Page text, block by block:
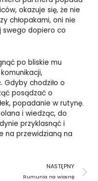
okazuje się, że nie
chłopakami, oni nie
swego dopiero co
po bliskie mu
Gdyby chodziło o
posądzać o
popadanie w rutynę.
i wiedząc, do
przyklasnąć i
na przewidzianą na
NASTĘPNY
Rumunia na wiosnę